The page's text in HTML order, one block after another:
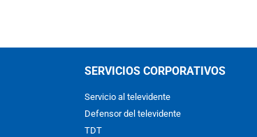
SERVICIOS CORPORATIVOS
Servicio al televidente
Defensor del televidente
TDT